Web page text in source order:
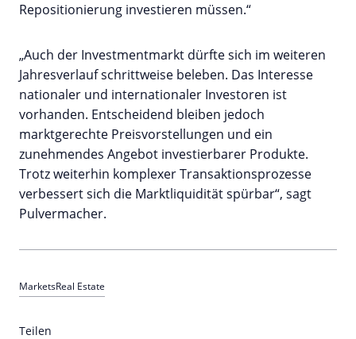
Repositionierung investieren müssen.“
„Auch der Investmentmarkt dürfte sich im weiteren
Jahresverlauf schrittweise beleben. Das Interesse
nationaler und internationaler Investoren ist
vorhanden. Entscheidend bleiben jedoch
marktgerechte Preisvorstellungen und ein
zunehmendes Angebot investierbarer Produkte.
Trotz weiterhin komplexer Transaktionsprozesse
verbessert sich die Marktliquidität spürbar“, sagt
Pulvermacher.
MarketsReal Estate
Teilen